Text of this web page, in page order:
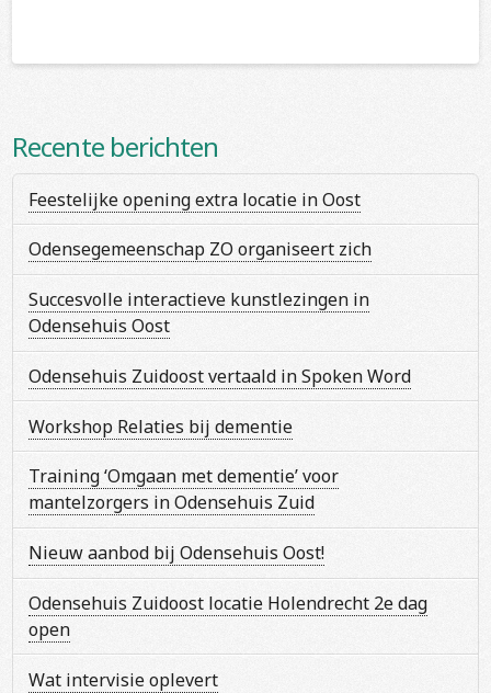
Recente berichten
Feestelijke opening extra locatie in Oost
Odensegemeenschap ZO organiseert zich
Succesvolle interactieve kunstlezingen in
Odensehuis Oost
Odensehuis Zuidoost vertaald in Spoken Word
Workshop Relaties bij dementie
Training ‘Omgaan met dementie’ voor
mantelzorgers in Odensehuis Zuid
Nieuw aanbod bij Odensehuis Oost!
Odensehuis Zuidoost locatie Holendrecht 2e dag
open
Wat intervisie oplevert